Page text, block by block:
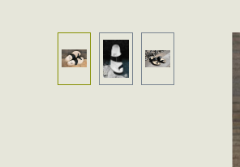
Bildergalerie überspringen